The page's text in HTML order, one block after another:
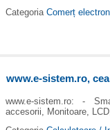
Categoria Comerț
www.e-sistem.ro,
www.e-sistem.ro: -
accesorii, Monitoare,